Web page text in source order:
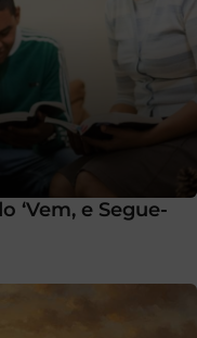
‘Vem, e Segue-